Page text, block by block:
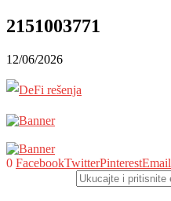
2151003771
12/06/2026
0 FacebookTwitterPinterestEmail